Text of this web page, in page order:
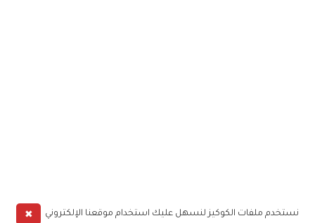
✖
نستخدم ملفات الكوكيز لنسهل عليك استخدام موقعنا الإلكتروني